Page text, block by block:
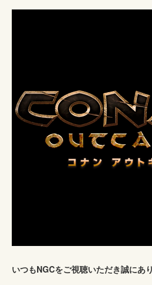
いつもNGCをご視聴いただき誠にあ